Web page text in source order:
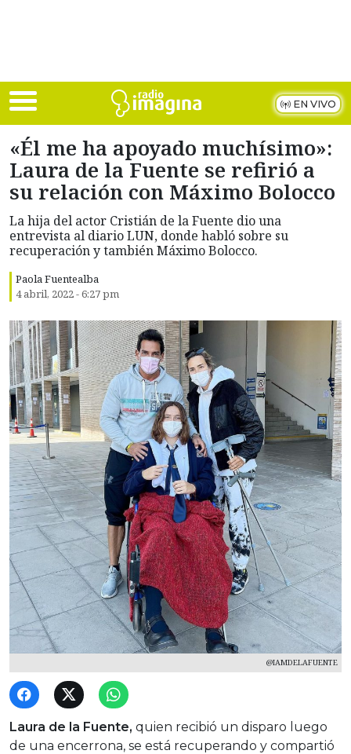
EN VIVO
«Él me ha apoyado muchísimo»:
Laura de la Fuente se refirió a
su relación con Máximo Bolocco
La hija del actor Cristián de la Fuente dio una
entrevista al diario LUN, donde habló sobre su
recuperación y también Máximo Bolocco.
Paola Fuentealba
4 abril, 2022 - 6:27 pm
@IAMDELAFUENTE
Laura de la Fuente, quien recibió un disparo luego
de una encerrona, se está recuperando y compartió